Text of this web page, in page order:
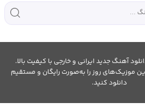
آهنگ جدید ایرانی و خارجی با کیفیت بالا.
موزیک‌های روز را به‌صورت رایگان و مستقیم
دانلود کنید.